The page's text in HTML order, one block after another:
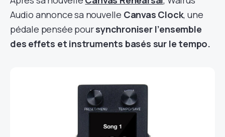
Audio annonce sa nouvelle Canvas Clock, une
pédale pensée poursynchroniser l’ensemble
des effets et instruments basés sur le tempo.